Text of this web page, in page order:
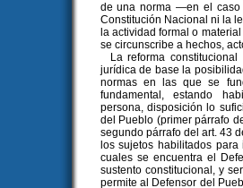
de una norma —en el
Constitución Nacional ni la
la actividad formal o
se circunscribe a hechos,
La reforma
jurídica de base la
normas en las que se
fundamental, estando
persona, disposición lo
del Pueblo (primer párrafo
segundo párrafo del art. 43
los sujetos habilitados
cuales se encuentra el
sustento constitucional, y
permite al Defensor del